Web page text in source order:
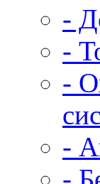
-
-
-
-